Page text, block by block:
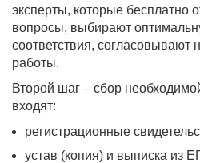
эксперты, которые бесплатно
вопросы, выбирают
соответствия,
работы.
Второй шаг – сбор
входят:
регистрационные
устав (копия) и выписка